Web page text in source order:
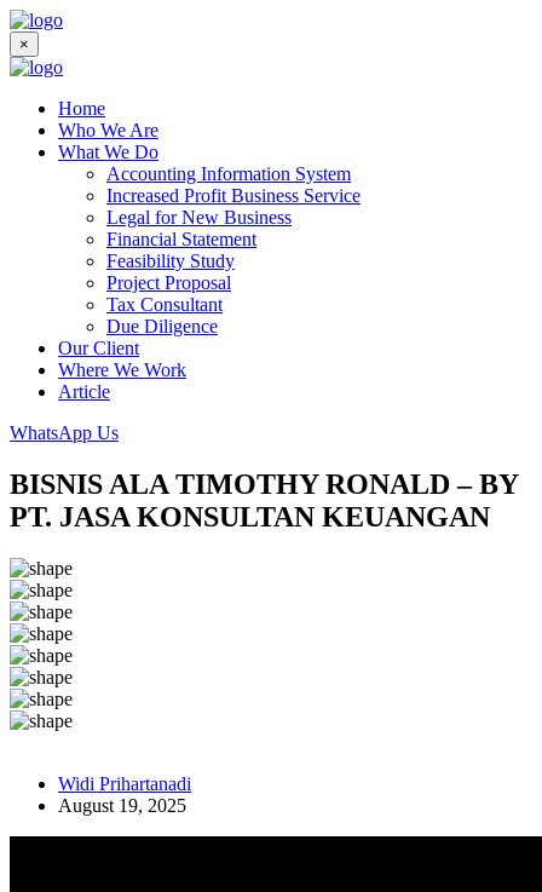
×
Home
Who We Are
What We Do
Accounting Information System
Increased Profit Business Service
Legal for New Business
Financial Statement
Feasibility Study
Project Proposal
Tax Consultant
Due Diligence
Our Client
Where We Work
Article
WhatsApp Us
BISNIS ALA TIMOTHY RONALD – BY
PT. JASA KONSULTAN KEUANGAN
Widi Prihartanadi
August 19, 2025